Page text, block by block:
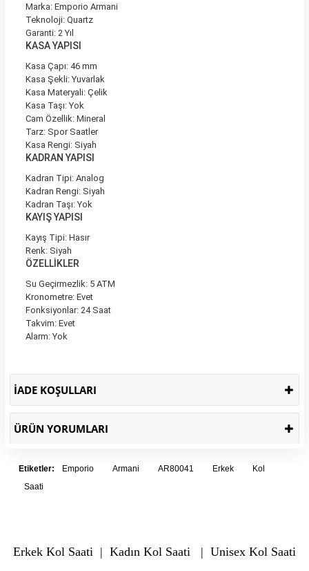
Marka: Emporio Armani
Teknoloji: Quartz
Garanti: 2 Yıl
KASA YAPISI
Kasa Çapı: 46 mm
Kasa Şekli: Yuvarlak
Kasa Materyali: Çelik
Kasa Taşı: Yok
Cam Özellik: Mineral
Tarz: Spor Saatler
Kasa Rengi: Siyah
KADRAN YAPISI
Kadran Tipi: Analog
Kadran Rengi: Siyah
Kadran Taşı: Yok
KAYIŞ YAPISI
Kayış Tipi: Hasır
Renk: Siyah
ÖZELLİKLER
Su Geçirmezlik: 5 ATM
Kronometre: Evet
Fonksiyonlar: 24 Saat
Takvim: Evet
Alarm: Yok
İADE KOŞULLARI
ÜRÜN YORUMLARI
Etiketler: Emporio Armani AR80041 Erkek
Kol
Saati
Erkek Kol Saati| Kadın Kol Saati| Unisex Kol Saati